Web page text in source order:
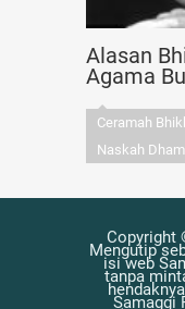
Alasan
Agama
Ceramah
Naskah
Copyright
Mengutip
isi web
tanpa
Samaggi